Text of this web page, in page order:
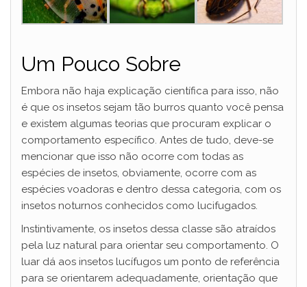
Um Pouco Sobre
Embora não haja explicação científica para isso, não
é que os insetos sejam tão burros quanto você pensa
e existem algumas teorias que procuram explicar o
comportamento específico. Antes de tudo, deve-se
mencionar que isso não ocorre com todas as
espécies de insetos, obviamente, ocorre com as
espécies voadoras e dentro dessa categoria, com os
insetos noturnos conhecidos como lucifugados.
Instintivamente, os insetos dessa classe são atraídos
pela luz natural para orientar seu comportamento. O
luar dá aos insetos lucífugos um ponto de referência
para se orientarem adequadamente, orientação que